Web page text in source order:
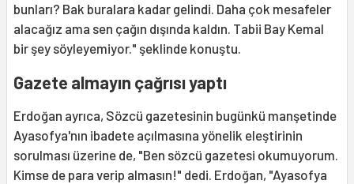
bunları? Bak buralara kadar gelindi. Daha çok mesafeler
alacağız ama sen çağın dışında kaldın. Tabii Bay Kemal
bir şey söyleyemiyor." şeklinde konuştu.
Gazete almayın çağrısı yaptı
Erdoğan ayrıca, Sözcü gazetesinin bugünkü manşetinde
Ayasofya'nın ibadete açılmasına yönelik eleştirinin
sorulması üzerine de, "Ben sözcü gazetesi okumuyorum.
Kimse de para verip almasın!" dedi. Erdoğan, "Ayasofya